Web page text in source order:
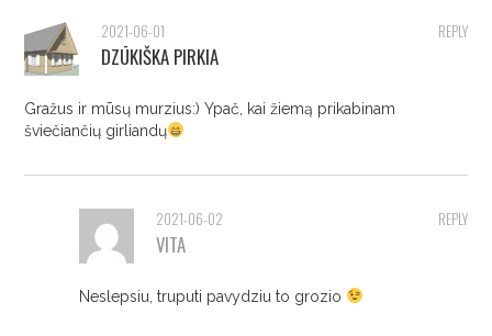
REPLY
2021-06-01
DZŪKIŠKA PIRKIA
Gražus ir mūsų murzius:) Ypač, kai žiemą prikabinam
šviečiančių girliandų
REPLY
2021-06-02
VITA
Neslepsiu, truputi pavydziu to grozio